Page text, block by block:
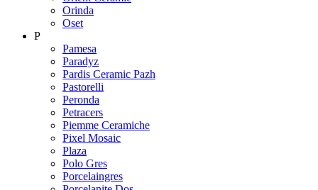
Orinda
Oset
P
Pamesa
Paradyz
Pardis Ceramic Pazh
Pastorelli
Peronda
Petracers
Piemme Ceramiche
Pixel Mosaic
Plaza
Polo Gres
Porcelaingres